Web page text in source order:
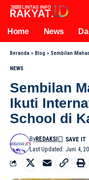
Home News
Beranda » Blog » Sembilan
NEWS
Sembilan
Ikuti
School di
Last Updated: Juni 4,
ByREDAKSI